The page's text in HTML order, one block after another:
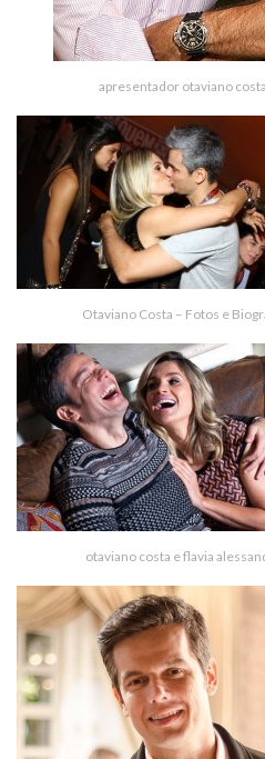
apresentador otaviano
Otaviano Costa – Fotos e
otaviano costa e flavia